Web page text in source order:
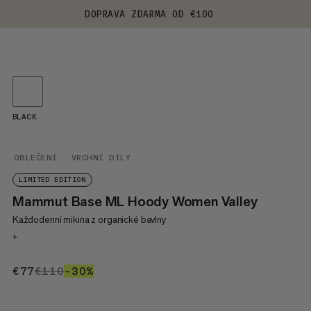
DOPRAVA ZDARMA OD €100
OBLEČENÍ VRCHNÍ DÍLY
LIMITED EDITION
Mammut Base ML Hoody Women Valley
Každodenní mikina z organické bavlny
+
€77€77
€110€110
–30%
BLACK